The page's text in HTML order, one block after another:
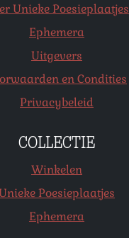
Unieke Poesieplaatjes
Ephemera
Uitgevers
en Condities
Privacybeleid
COLLECTIE
Winkelen
Poesieplaatjes
Ephemera